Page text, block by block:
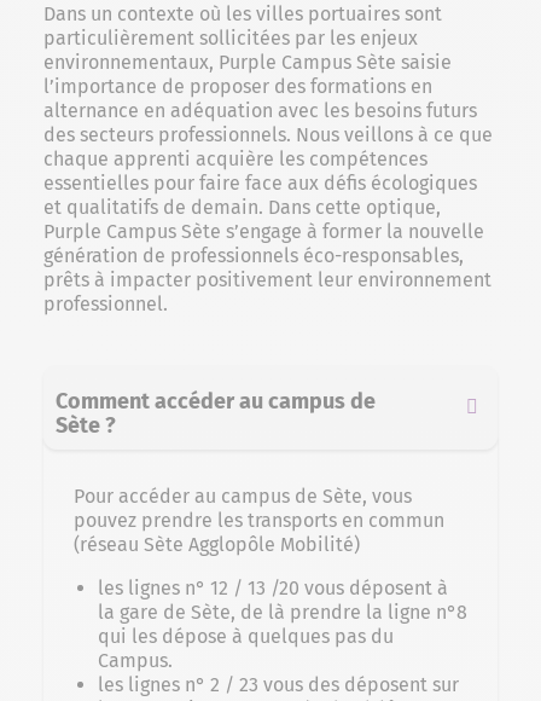
Dans un contexte où les villes portuaires sont
particulièrement sollicitées par les enjeux
environnementaux, Purple Campus Sète saisie
l’importance de proposer des formations en
alternance en adéquation avec les besoins futurs
des secteurs professionnels. Nous veillons à ce que
chaque apprenti acquière les compétences
essentielles pour faire face aux défis écologiques
et qualitatifs de demain. Dans cette optique,
Purple Campus Sète s’engage à former la nouvelle
génération de professionnels éco-responsables,
prêts à impacter positivement leur environnement
professionnel.
Comment accéder au campus de
Sète ?
Pour accéder au campus de Sète, vous
pouvez prendre les transports en commun
(réseau Sète Agglopôle Mobilité)
les lignes n° 12 / 13 /20 vous déposent à
la gare de Sète, de là prendre la ligne n°8
qui les dépose à quelques pas du
Campus.
les lignes n° 2 / 23 vous des déposent sur